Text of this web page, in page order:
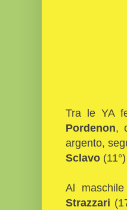
Tra le YA
Pordenon,
argento,
Sclavo
Al
Strazzari